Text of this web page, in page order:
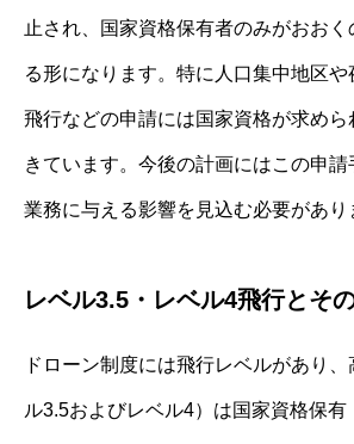
止され、国家資格保有者のみがおお
る形になります。特に人口集中地区
飛行などの申請には国家資格が求めら
きています。今後の計画にはこの申
業務に与える影響を見込む必要があり
レベル3.5・レベル4飛行とそ
ドローン制度には飛行レベルがあり
ル3.5およびレベル4）は国家資格保有